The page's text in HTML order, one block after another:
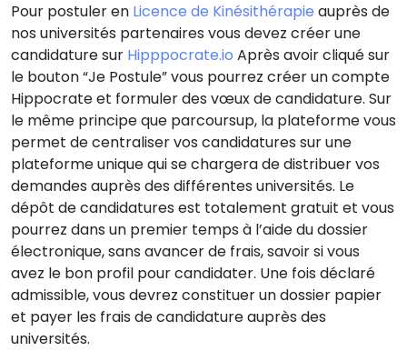
Pour postuler en Licence de Kinésithérapie auprès de
nos universités partenaires vous devez créer une
candidature sur Hipppocrate.io Après avoir cliqué sur
le bouton “Je Postule” vous pourrez créer un compte
Hippocrate et formuler des vœux de candidature. Sur
le même principe que parcoursup, la plateforme vous
permet de centraliser vos candidatures sur une
plateforme unique qui se chargera de distribuer vos
demandes auprès des différentes universités. Le
dépôt de candidatures est totalement gratuit et vous
pourrez dans un premier temps à l’aide du dossier
électronique, sans avancer de frais, savoir si vous
avez le bon profil pour candidater. Une fois déclaré
admissible, vous devrez constituer un dossier papier
et payer les frais de candidature auprès des
universités.